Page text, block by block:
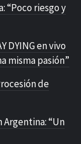
“Poco riesgo y
DYING en vivo
misma pasión”
de
Argentina: “Un